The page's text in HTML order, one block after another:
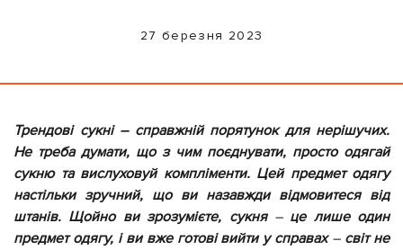
27 березня 2023
Трендові сукні – справжній порятунок для нерішучих.
Не треба думати, що з чим поєднувати, просто одягай
сукню та вислуховуй компліменти. Цей предмет одягу
настільки зручний, що ви назавжди відмовитеся від
штанів. Щойно ви зрозумієте, сукня –це лише один
предмет одягу, і ви вже готові вийти у справах–світ не